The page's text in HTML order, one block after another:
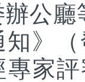
辦公
》
專家